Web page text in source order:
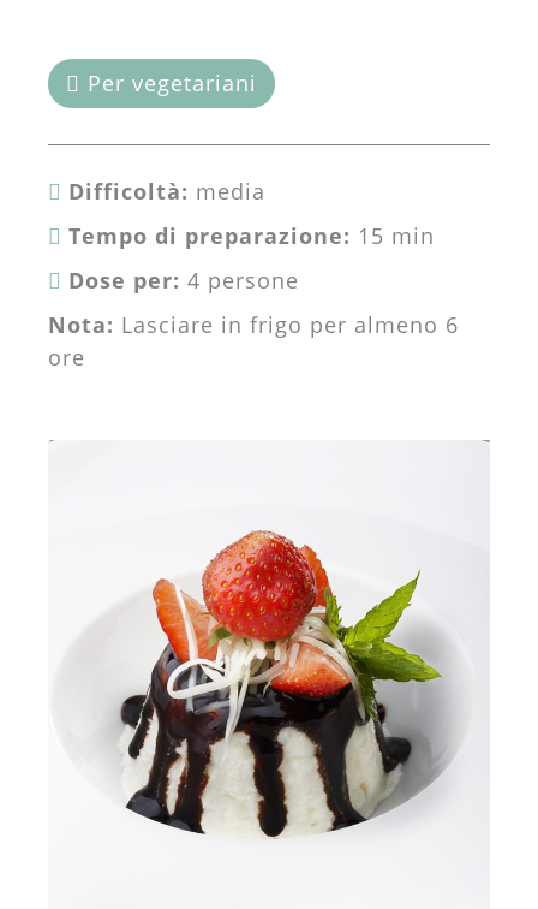
Per vegetariani
Difficoltà: media
Tempo di preparazione: 15 min
Dose per: 4 persone
Nota: Lasciare in frigo per almeno 6
ore